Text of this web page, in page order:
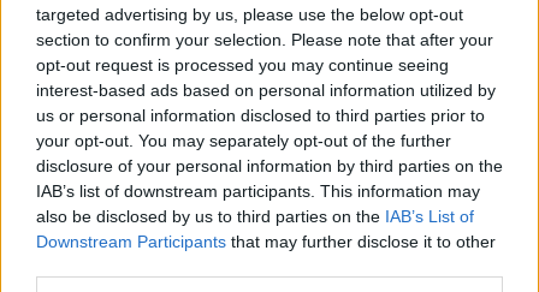
targeted advertising by us, please use the below opt-out
section to confirm your selection. Please note that after your
opt-out request is processed you may continue seeing
interest-based ads based on personal information utilized by
us or personal information disclosed to third parties prior to
your opt-out. You may separately opt-out of the further
disclosure of your personal information by third parties on the
IAB’s list of downstream participants. This information may
also be disclosed by us to third parties on the IAB’s List of
Downstream Participants that may further disclose it to other
kapybar. Skupina největších hlodavců světa do budovyvstoupila
hlavním vchodem, informovala agentura AP.
Znojmo uvažuje o holubníku i krmivu s látkou
omezující rozmnožování holubů
8.8.2026 11:31 | ZNOJMO (ČTK)
Znojmo zjišťuje, jak snížit počty
holubů, jejichž trus škodí
památkám a trápí majitele
domů. Prověřuje možnost
zřídit městský holubník a
možnost přikrmování holubů s přídavkem látky proti